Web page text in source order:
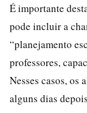
É importante
pode incluir a
“planejamento
professores,
Nesses casos, os
alguns dias